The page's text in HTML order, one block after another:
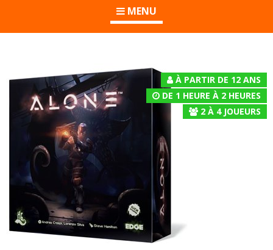
MENU
À PARTIR DE 12 ANS
DE 1 HEURE À 2 HEURES
2 À 4JOUEURS